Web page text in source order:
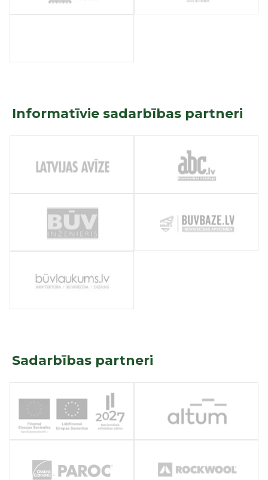
Informatīvie sadarbības partneri
Sadarbības partneri